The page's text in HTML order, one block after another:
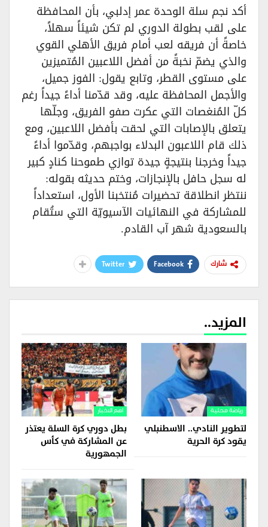
أكد نجم سلة الوحدة عمر إدلبي، بأن المحافظة
على لقب بطولة الدوري لم تكن شيئاً سهلاً،
خاصةً أن فريقه لعب أمام فريق الأهلي القوي
والذي يضمّ نخبةً من أفضل اللاعبين المُتميزين
على مستوى القطر، وتابع يقول: الفوز جميل،
والأجمل المحافظة عليه، وقد قدّمنا أداءً جيداً رغم
كلّ المُنغصات التي عكرت صفو الفريق، وجلّها
يتعلق بالإصابات التي لحقت بأفضل اللاعبين، ومع
ذلك قام اللاعبون البدلاء بواجبهم، وقدّموا أداءً
جيداً وخرجنا بنتيجةٍ جيدة توازي طموحنا كنادٍ كبير
له سجل حافل بالإنجازات، وختم حديثه بقوله:
ننتظر انطلاقة تحضيرات مُنتخبنا الأول، استعداداً
للمشاركة في النهائيات الآسيويّة التي ستُقام
بالسعودية شهر آب القادم.
شارك Facebook
Twitter
المزيد..
رياضة محلية
لتطوير النادي.. الاسطنبلي
يقود كرة الحرية
اهم الاخبار
بطل دوري كرة السلة يعتذر
عن المشاركة في كأس
الجمهورية